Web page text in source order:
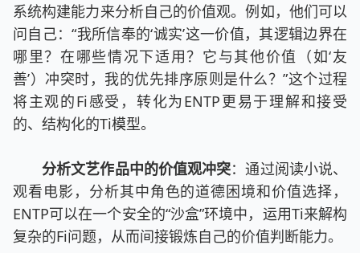
系统构建能力来分析自己的价值观。例如，他们可以
问自己：“我所信奉的‘诚实’这一价值，其逻辑边界在
哪里？在哪些情况下适用？它与其他价值（如‘友
善’）冲突时，我的优先排序原则是什么？”这个过程
将主观的Fi感受，转化为ENTP更易于理解和接受
的、结构化的Ti模型。
分析文艺作品中的价值观冲突：通过阅读小说、
观看电影，分析其中角色的道德困境和价值选择，
ENTP可以在一个安全的“沙盒”环境中，运用Ti来解构
复杂的Fi问题，从而间接锻炼自己的价值判断能力。